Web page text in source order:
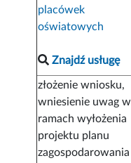
placówek
oświatowych
Znajdź usługę
złożenie wniosku,
wniesienie uwag w
ramach wyłożenia
projektu planu
zagospodarowania